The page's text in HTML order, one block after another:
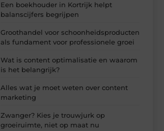
Een boekhouder in Kortrijk helpt
balanscijfers begrijpen
Groothandel voor schoonheidsproducten
als fundament voor professionele groei
Wat is content optimalisatie en waarom
is het belangrijk?
Alles wat je moet weten over content
marketing
Zwanger? Kies je trouwjurk op
groeiruimte, niet op maat nu